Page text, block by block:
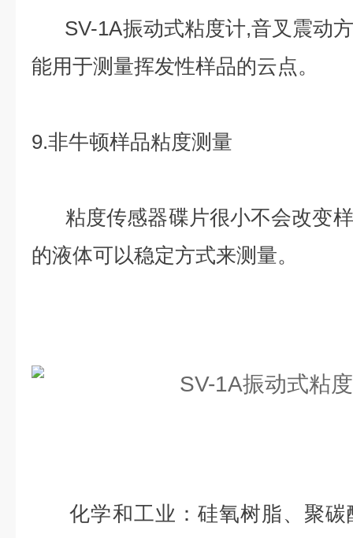
SV-1A振动式粘度计,音叉震动
能用于测量挥发性样品的云点。
9.非牛顿样品粘度测量
粘度传感器碟片很小不会改变
的液体可以稳定方式来测量。
化学和工业：硅氧树脂、聚碳